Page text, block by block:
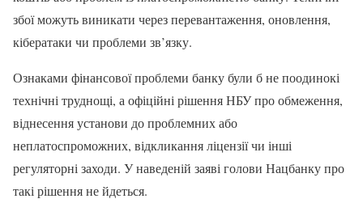
збої можуть виникати через перевантаження, оновлення,
кібератаки чи проблеми зв’язку.
Ознаками фінансової проблеми банку були б не поодинокі
технічні труднощі, а офіційні рішення НБУ про обмеження,
віднесення установи до проблемних або
неплатоспроможних, відкликання ліцензії чи інші
регуляторні заходи. У наведеній заяві голови Нацбанку про
такі рішення не йдеться.